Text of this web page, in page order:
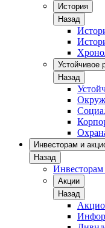
История
Назад
Устойчивое
Назад
Инвесторам и
Назад
Акции
Назад